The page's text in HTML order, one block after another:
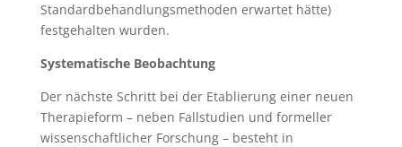
Standardbehandlungsmethoden erwartet hätte)
festgehalten wurden.
Systematische Beobachtung
Der nächste Schritt bei der Etablierung einer neuen
Therapieform – neben Fallstudien und formeller
wissenschaftlicher Forschung – besteht in